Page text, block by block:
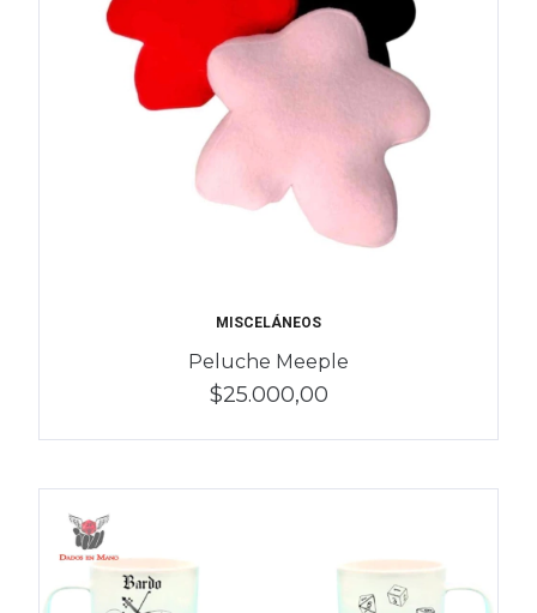
MISCELÁNEOS
Peluche Meeple
$25.000,00